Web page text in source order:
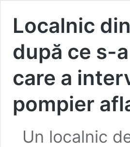
Localnic
după ce s-
care a
pompier
Un localnic